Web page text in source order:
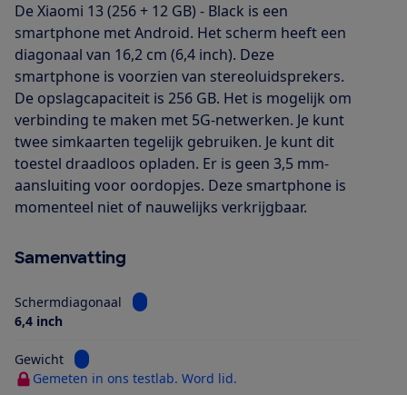
De Xiaomi 13 (256 + 12 GB) - Black is een
smartphone met Android. Het scherm heeft een
diagonaal van 16,2 cm (6,4 inch). Deze
smartphone is voorzien van stereoluidsprekers.
De opslagcapaciteit is 256 GB. Het is mogelijk om
verbinding te maken met 5G-netwerken. Je kunt
twee simkaarten tegelijk gebruiken. Je kunt dit
toestel draadloos opladen. Er is geen 3,5 mm-
aansluiting voor oordopjes. Deze smartphone is
momenteel niet of nauwelijks verkrijgbaar.
Samenvatting
Schermdiagonaal
Bekijk informatie voor Schermdiagonaal
6,4 inch
Gewicht
Bekijk informatie voor Gewicht
Gemeten in ons testlab. Word lid.